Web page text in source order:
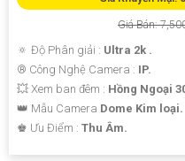
Giá Bán:
🔅 Độ Phân giải : Ultra 2k .
®️ Công Nghệ Camera : IP.
💥 Xem ban đêm : Hồng Ngoại
👑 Mẫu Camera Dome Kim loại.
️♚ Ưu Điểm : Thu Âm.